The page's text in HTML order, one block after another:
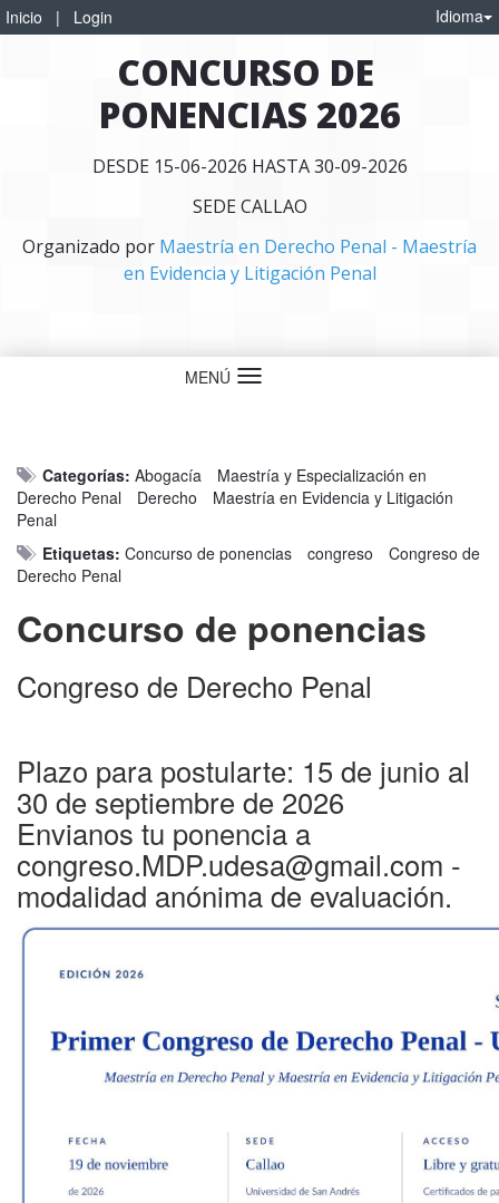
Inicio | Login Idioma
CONCURSO DE
PONENCIAS 2026
DESDE 15-06-2026 HASTA 30-09-2026
SEDE CALLAO
Organizado por Maestría en Derecho Penal - Maestría
en Evidencia y Litigación Penal
MENÚ Idioma
Categorías: Abogacía
Maestría y Especialización en
Derecho Penal
Derecho
Maestría en Evidencia y Litigación
Penal
Etiquetas: Concurso de ponencias congreso
Congreso de
Derecho Penal
Concurso de ponencias
Congreso de Derecho Penal
Plazo para postularte: 15 de junio al
30 de septiembre de 2026
Envianos tu ponencia a
congreso.MDP.udesa@gmail.com -
modalidad anónima de evaluación.